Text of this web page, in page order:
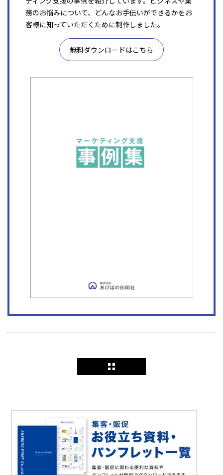
務のお悩みについて、どんなお手伝いができるかをお
客様に知っていただくために制作しました。
無料ダウンロードはこちら